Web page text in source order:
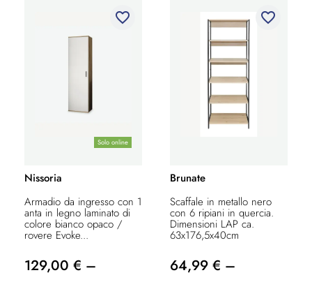
Solo online
favorite_border
Nissoria
Armadio da ingresso con 1
anta in legno laminato di
colore bianco opaco /
rovere Evoke...
129,00 € –
favorite_border
Brunate
Scaffale in metallo nero
con 6 ripiani in quercia.
Dimensioni LAP ca.
63x176,5x40cm
64,99 € –